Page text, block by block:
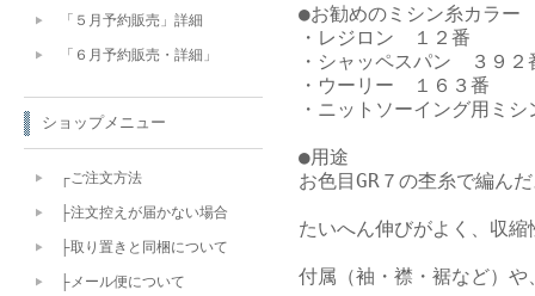
●お勧めのミシン糸カラー
・レジロン　１２番
・シャッペスパン　３９２
・ウーリー　１６３番
・ニットソーイング用ミ
●用途
お色目GR７の杢糸で編ん
たいへん伸びがよく、収
付属（袖・襟・裾など）
「５月予約販売」詳細
「６月予約販売・詳細」
ショップメニュー
┌ご注文方法
├注文控えが届かない場合
├取り置きと同梱について
├メール便について